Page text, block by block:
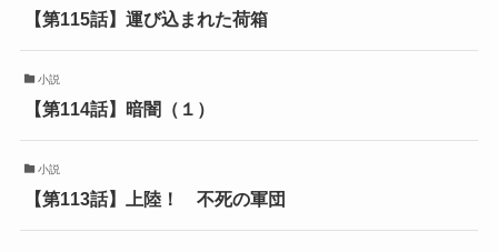
【第115話】運び込まれた荷箱
小説
【第114話】暗闇（１）
小説
【第113話】上陸！ 不死の軍団